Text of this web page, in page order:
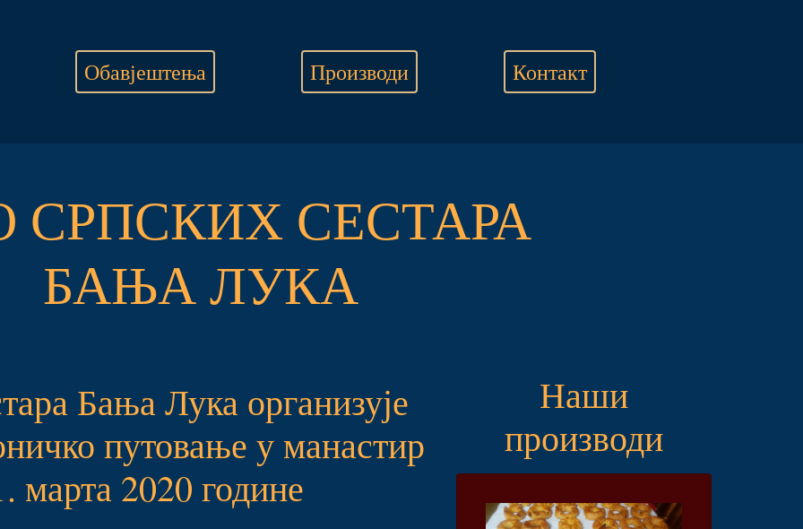
Обавјештења Производи Контакт
СРПСКИХ СЕСТАРА
БАЊА ЛУКА
Бања Лука организује
путовање у манастир
марта 2020 године
Наши
производи